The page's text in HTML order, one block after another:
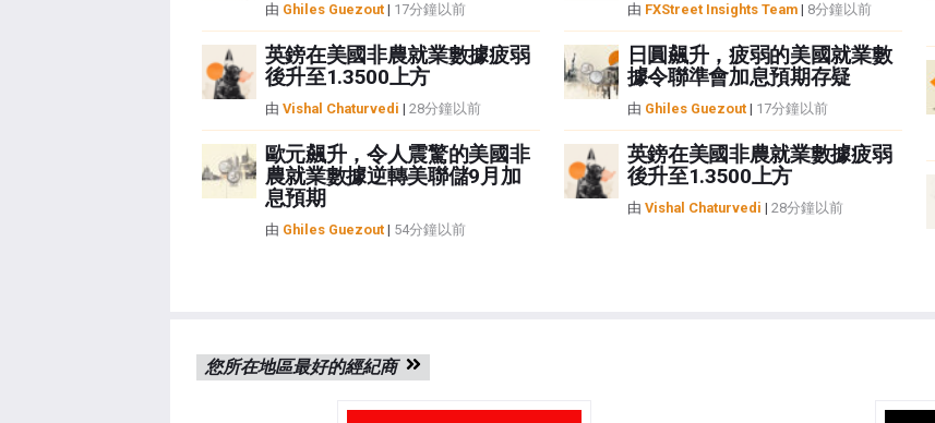
由 Ghiles Guezout| 17分鐘以前
英鎊在美國非農就業數據疲弱
後升至1.3500上方
由 Vishal Chaturvedi | 28分鐘以前
歐元飆升，令人震驚的美國非
農就業數據逆轉美聯儲9月加
息預期
由 Ghiles Guezout| 54分鐘以前
由 FXStreet Insights Team| 8分鐘以前
日圓飆升，疲弱的美國就業數
據令聯準會加息預期存疑
由 Ghiles Guezout| 17分鐘以前
英鎊在美國非農就業數據疲弱
後升至1.3500上方
由 Vishal Chaturvedi | 28分鐘以前
您所在地區最好的經紀商